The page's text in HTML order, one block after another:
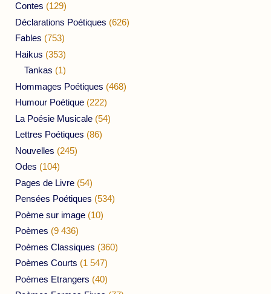
Contes (129)
Déclarations Poétiques (626)
Fables (753)
Haikus (353)
Tankas (1)
Hommages Poétiques (468)
Humour Poétique (222)
La Poésie Musicale (54)
Lettres Poétiques (86)
Nouvelles (245)
Odes (104)
Pages de Livre (54)
Pensées Poétiques (534)
Poème sur image (10)
Poèmes (9 436)
Poèmes Classiques (360)
Poèmes Courts (1 547)
Poèmes Etrangers (40)